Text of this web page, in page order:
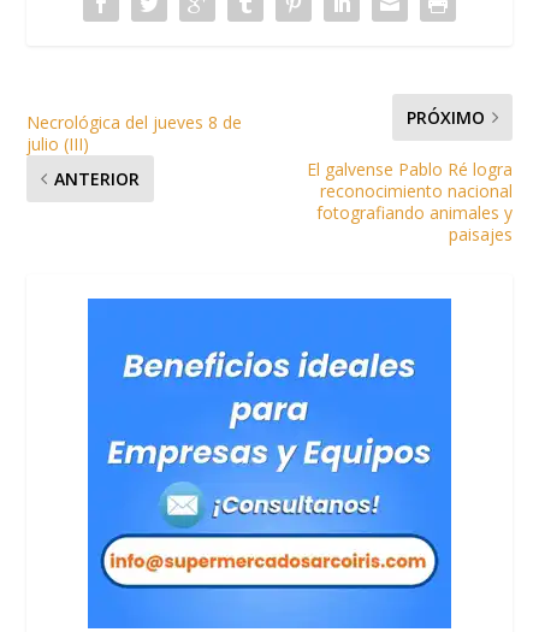
Necrológica del jueves 8 de
julio (III)
ANTERIOR
PRÓXIMO
El galvense Pablo Ré logra
reconocimiento nacional
fotografiando animales y
paisajes